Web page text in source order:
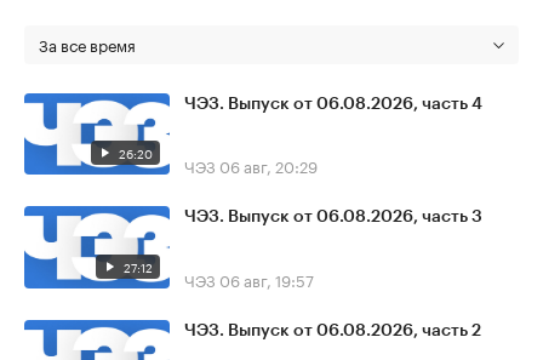
За все время
26:20
ЧЭЗ. Выпуск от 06.08.2026, часть 4
ЧЭЗ 06 авг, 20:29
27:12
ЧЭЗ. Выпуск от 06.08.2026, часть 3
ЧЭЗ 06 авг, 19:57
ЧЭЗ. Выпуск от 06.08.2026, часть 2